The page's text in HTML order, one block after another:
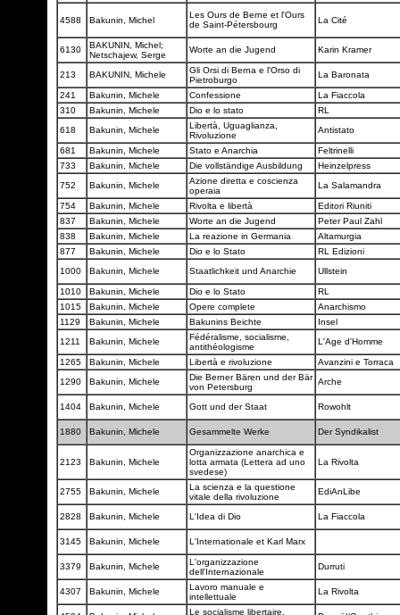
4588 Bakunin, Michel
Les Ours de Berne et l'Ours
de Saint-Pétersbourg
La Cité
6130
BAKUNIN, Michel;
Netschajew, Serge
Worte an die Jugend Karin Kramer
213 BAKUNIN, Michele
Gli Orsi di Berna e l'Orso di
Pietroburgo
La Baronata
241 Bakunin, Michele Confessione
La Fiaccola
310
Bakunin, Michele Dio e lo stato
RL
618
Bakunin, Michele
Libertà, Uguaglianza,
Rivoluzione
Antistato
681 Bakunin, Michele Stato e Anarchia
Feltrinelli
733
Bakunin, Michele Die vollständige Ausbildung
Heinzelpress
752
Bakunin, Michele
Azione diretta e coscienza
operaia
La Salamandra
754 Bakunin, Michele Rivolta e libertà
Editori Riuniti
837
Bakunin, Michele Worte an die Jugend
Peter Paul Zahl
838
Bakunin, Michele La reazione in Germania
Altamurgia
877
Bakunin, Michele Dio e lo Stato
RL Edizioni
1000
Bakunin, Michele Staatlichkeit und Anarchie Ullstein
1010 Bakunin, Michele Dio e lo Stato
RL
1015
Bakunin, Michele Opere complete
Anarchismo
1129
Bakunin, Michele Bakunins Beichte
Insel
1211
Bakunin, Michele
Fédéralisme, socialisme,
antithéologisme
L'Age d'Homme
1265 Bakunin, Michele Libertà e rivoluzione
Avanzini e Torraca
1290
Bakunin, Michele
Die Berner Bären und der Bär
von Petersburg
Arche
1404 Bakunin, Michele Gott und der Staat Rowohlt
1880 Bakunin, Michele Gesammelte Werke Der Syndikalist
2123 Bakunin, Michele
Organizzazione anarchica e
lotta armata (Lettera ad uno
svedese)
La Rivolta
2755 Bakunin, Michele
La scienza e la questione
vitale della rivoluzione
EdiAnLibe
2828 Bakunin, Michele L'Idea di Dio La Fiaccola
3145 Bakunin, Michele L'Internationale et Karl Marx
3379 Bakunin, Michele
L'organizzazione
dell'Internazionale
Durruti
4307 Bakunin, Michele
Lavoro manuale e
intellettuale
La Rivolta
Le socialisme libertaire.